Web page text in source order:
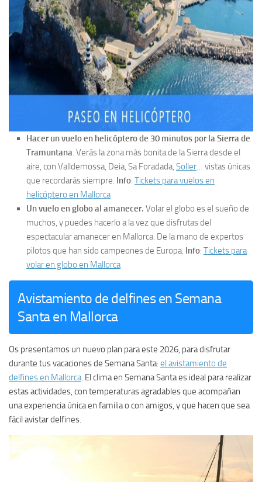
Hacer un vuelo en helicóptero de 30 minutos por la Sierra de
Tramuntana. Verás la zona más bonita de la Sierra desde el
aire, con Valldemossa, Deia, Sa Foradada, Soller… vistas únicas
que recordarás siempre. Info: Tickets para vuelos en
helicóptero en Mallorca
Un vuelo en globo al amanecer. Volar el globo es el sueño de
muchos, y puedes hacerlo a la vez que disfrutas del
espectacular amanecer en Mallorca. De la mano de expertos
pilotos que han sido campeones de Europa. Info: Tickets para
volar en globo en Mallorca
Avistamiento de delfines en Semana
Santa en Mallorca
Os presentamos un nuevo plan para este 2026, para disfrutar
durante tus vacaciones de Semana Santa: el avistamiento de
delfines en Mallorca. El clima en Semana Santa es ideal para realizar
estas actividades, con temperaturas agradables que acompañan
una experiencia única en familia o con amigos, y que hacen que sea
fácil avistar delfines.